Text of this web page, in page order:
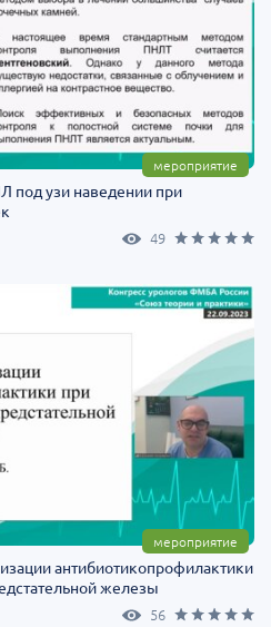
мероприятие
под узи наведении при
49
мероприятие
антибиотикопрофилактики
железы
56